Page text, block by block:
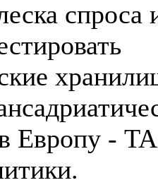
спроса
Европу -